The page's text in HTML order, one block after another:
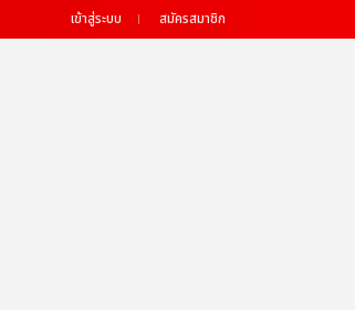
เข้าสู่ระบบ สมัครสมาชิก